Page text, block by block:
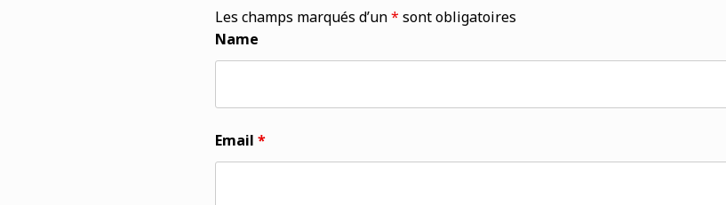
Les champs marqués d’un*sont obligatoires
Name
Email*